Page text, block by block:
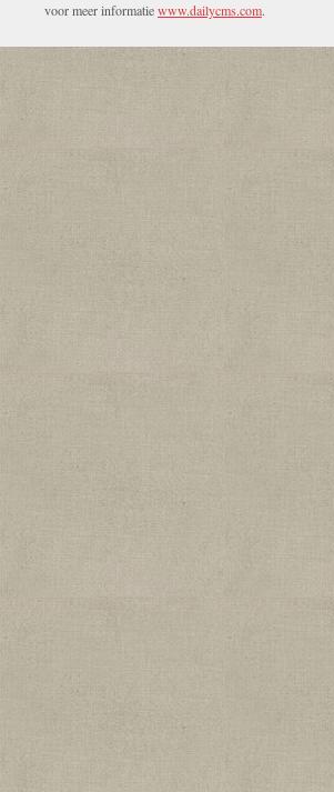
voor meer informatiewww.dailycms.com.